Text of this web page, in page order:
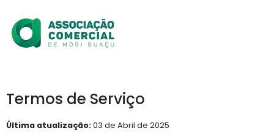
Termos de Serviço
Última atualização:03 de Abril de 2025